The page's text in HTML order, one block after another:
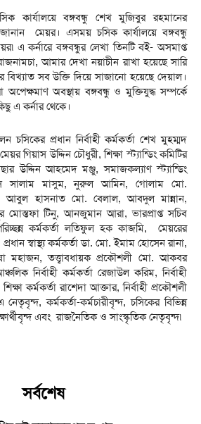
কার্যালয়ে বঙ্গবন্ধু শেখ মুজিবুর রহমানের
মেয়র। এসময় চসিক কার্যালয়ে বঙ্গবন্ধু
এ কর্নারে বঙ্গবন্ধুর লেখা তিনটি বই- অসমাপ্ত
আমার দেখা নয়াচীন রাখা হয়েছে সারি
বিখ্যাত সব উক্তি দিয়ে সাজানো হয়েছে দেয়াল।
অপেক্ষমাণ অবস্থায় বঙ্গবন্ধু ও মুক্তিযুদ্ধ সম্পর্কে
এ কর্নার থেকে।
প্রধান নির্বাহী কর্মকর্তা শেখ মুহম্মদ
গিয়াস উদ্দিন চৌধুরী, শিক্ষা স্ট্যান্ডিং কমিটির
উদ্দিন আহমেদ মঞ্জু, সমাজকল্যাণ স্ট্যান্ডিং
সালাম মাসুম, নুরুল আমিন, গোলাম মো.
আবুল হাসনাত মো. বেলাল, আবদুল মান্নান,
মোস্তফা টিনু, আনজুমান আরা, ভারপ্রাপ্ত সচিব
কর্মকর্তা লতিফুল হক কাজমি, মেয়রের
স্বাস্থ্য কর্মকর্তা ডা. মো. ইমাম হোসেন রানা,
মহাজন, তত্ত্বাবধায়ক প্রকৌশলী মো. আকবর
নির্বাহী কর্মকর্তা রেজাউল করিম, নির্বাহী
শিক্ষা কর্মকর্তা রাশেদা আক্তার, নির্বাহী প্রকৌশলী
কর্মকর্তা-কর্মচারীবৃন্দ, চসিকের বিভিন্ন
এবং রাজনৈতিক ও সাংস্কৃতিক নেতৃবৃন্দ৷
সর্বশেষ